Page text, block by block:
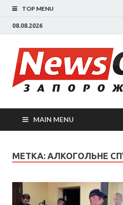
TOP MENU
08.08.2026
MAIN MENU
МЕТКА: АЛКОГОЛЬНЕ